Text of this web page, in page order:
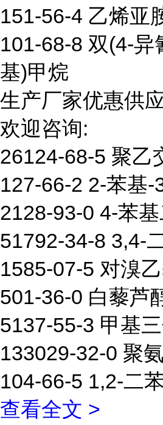
151-56-4 乙烯亚
101-68-8 双(4-异
基)甲烷
生产厂家优惠供
欢迎咨询:
26124-68-5 聚乙
127-66-2 2-苯基-
2128-93-0 4-苯
51792-34-8 3,4-
1585-07-5 对溴
501-36-0 白藜芦
5137-55-3 甲基
133029-32-0 聚
104-66-5 1,2-二
查看全文 >